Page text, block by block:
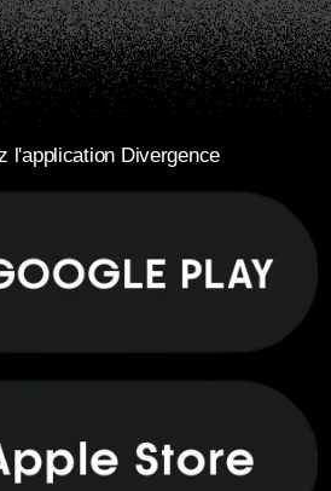
l'application Divergence